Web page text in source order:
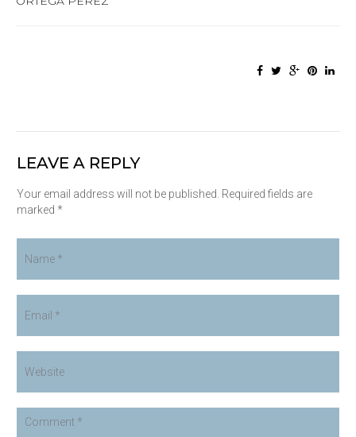
LEAVE A REPLY
Your email address will not be published. Required fields are
marked *